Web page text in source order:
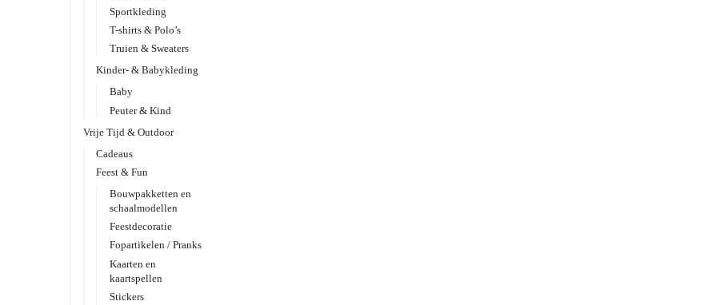
Sportkleding
T-shirts & Polo’s
Truien & Sweaters
Kinder- & Babykleding
Baby
Peuter & Kind
Vrije Tijd & Outdoor
Cadeaus
Feest & Fun
Bouwpakketten en
schaalmodellen
Feestdecoratie
Fopartikelen / Pranks
Kaarten en
kaartspellen
Stickers